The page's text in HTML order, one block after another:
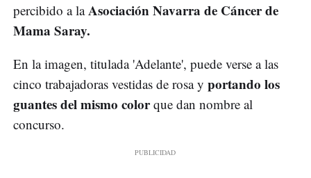
percibido a laAsociación Navarra de Cáncer de
Mama Saray.
En la imagen, titulada 'Adelante', puede verse a las
cinco trabajadoras vestidas de rosa y portando los
guantes del mismo colorque dan nombre al
concurso.